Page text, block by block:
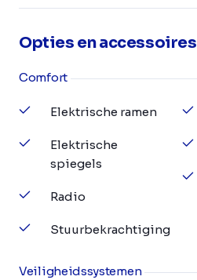
Opties en accessoires
Comfort
Elektrische ramen
Elektrische
spiegels
Radio
Stuurbekrachtiging
Veiligheidssystemen